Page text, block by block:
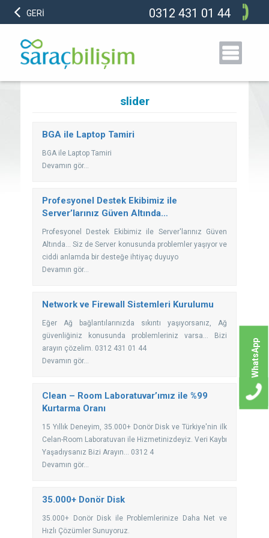
GERİ 0312 431 01 44
slider
BGA ile Laptop Tamiri
BGA ile Laptop Tamiri
Devamın gör...
Profesyonel Destek Ekibimiz ile
Server’larınız Güven Altında…
Profesyonel Destek Ekibimiz ile Server'larınız Güven
Altında... Siz de Server konusunda problemler yaşıyor ve
ciddi anlamda bir desteğe ihtiyaç duyuyo
Devamın gör...
Network ve Firewall Sistemleri Kurulumu
Eğer Ağ bağlantılarınızda sıkıntı yaşıyorsanız, Ağ
güvenliğiniz konusunda problemleriniz varsa... Bizi
arayın çözelim. 0312 431 01 44
Devamın gör...
Clean – Room Laboratuvar’ımız ile %99
Kurtarma Oranı
15 Yıllık Deneyim, 35.000+ Donör Disk ve Türkiye'nin ilk
Celan-Room Laboratuvarı ile Hizmetinizdeyiz. Veri Kaybı
Yaşadıysanız Bizi Arayın... 0312 4
Devamın gör...
35.000+ Donör Disk
35.000+ Donör Disk ile Problemlerinize Daha Net ve
Hızlı Çözümler Sunuyoruz.
WhatsApp